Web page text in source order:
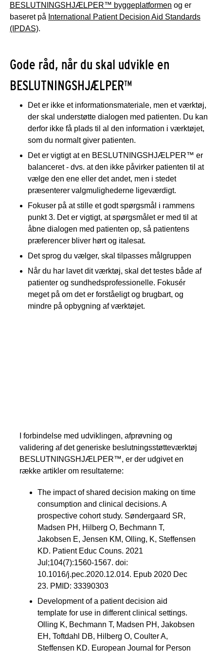
BESLUTNINGSHJÆLPER™ byggeplatformen og er
baseret på International Patient Decision Aid Standards
(IPDAS).
Gode råd, når du skal udvikle en
BESLUTNINGSHJÆLPER™
Det er ikke et informationsmateriale, men et værktøj,
der skal understøtte dialogen med patienten. Du kan
derfor ikke få plads til al den information i værktøjet,
som du normalt giver patienten.
Det er vigtigt at en BESLUTNINGSHJÆLPER™ er
balanceret - dvs. at den ikke påvirker patienten til at
vælge den ene eller det andet, men i stedet
præsenterer valgmulighederne ligeværdigt.
Fokuser på at stille et godt spørgsmål i rammens
punkt 3. Det er vigtigt, at spørgsmålet er med til at
åbne dialogen med patienten op, så patientens
præferencer bliver hørt og italesat.
Det sprog du vælger, skal tilpasses målgruppen
Når du har lavet dit værktøj, skal det testes både af
patienter og sundhedsprofessionelle. Fokusér
meget på om det er forståeligt og brugbart, og
mindre på opbygning af værktøjet.
I forbindelse med udviklingen, afprøvning og
validering af det generiske beslutningsstøtteværktøj
BESLUTNINGSHJÆLPER™, er der udgivet en
række artikler om resultaterne:
The impact of shared decision making on time
consumption and clinical decisions. A
prospective cohort study. Søndergaard SR,
Madsen PH, Hilberg O, Bechmann T,
Jakobsen E, Jensen KM, Olling, K, Steffensen
KD. Patient Educ Couns. 2021
Jul;104(7):1560-1567. doi:
10.1016/j.pec.2020.12.014. Epub 2020 Dec
23. PMID: 33390303
Development of a patient decision aid
template for use in different clinical settings.
Olling K, Bechmann T, Madsen PH, Jakobsen
EH, Toftdahl DB, Hilberg O, Coulter A,
Steffensen KD. European Journal for Person